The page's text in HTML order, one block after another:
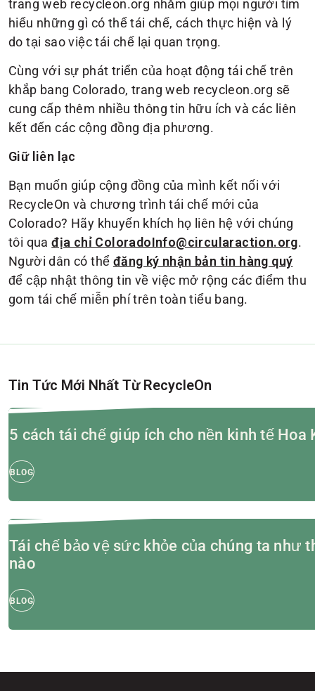
trang web recycleon.org nhằm giúp mọi người tìm
hiểu những gì có thể tái chế, cách thực hiện và lý
do tại sao việc tái chế lại quan trọng.
Cùng với sự phát triển của hoạt động tái chế trên
khắp bang Colorado, trang web recycleon.org sẽ
cung cấp thêm nhiều thông tin hữu ích và các liên
kết đến các cộng đồng địa phương.
Giữ liên lạc
Bạn muốn giúp cộng đồng của mình kết nối với
RecycleOn và chương trình tái chế mới của
Colorado? Hãy khuyến khích họ liên hệ với chúng
tôi quađịa chỉ ColoradoInfo@circularaction.org.
Người dân có thể đăng ký nhận bản tin hàng quý
để cập nhật thông tin về việc mở rộng các điểm thu
gom tái chế miễn phí trên toàn tiểu bang.
Tin Tức Mới Nhất Từ RecycleOn
5 cách tái chế giúp ích cho nền kinh tế Hoa
BLOG
Tái chế bảo vệ sức khỏe của chúng ta như
nào
BLOG